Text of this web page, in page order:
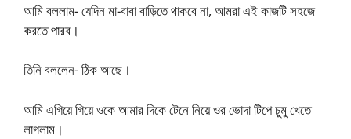
আমি বললাম- যেদিন মা-বাবা বাড়িতে থাকবে না, আমরা এই কাজটি সহজে
করতে পারব।
তিনি বললেন- ঠিক আছে।
আমি এগিয়ে গিয়ে ওকে আমার দিকে টেনে নিয়ে ওর ভোদা টিপে চুমু খেতে
লাগলাম।